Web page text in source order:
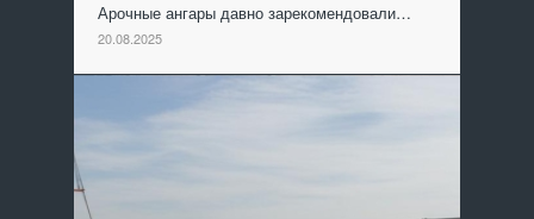
Арочные ангары давно зарекомендовали…
20.08.2025